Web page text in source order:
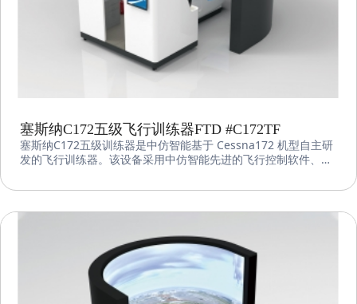
塞斯纳C172五级飞行训练器FTD #C172TF
塞斯纳C172五级训练器是中仿智能基于 Cessna172 机型自主研
发的飞行训练器。该设备采用中仿智能先进的飞行控制软件、图
Level 5 和 EASA FNPT II 标准。